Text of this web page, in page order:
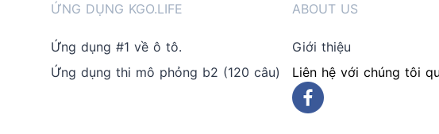
ỨNG DỤNG KGO.LIFE
Ứng dụng #1 về ô tô.
Ứng dụng thi mô phỏng b2 (120 câu)
ABOUT US
Giới thiệu
Liên hệ với chúng tôi